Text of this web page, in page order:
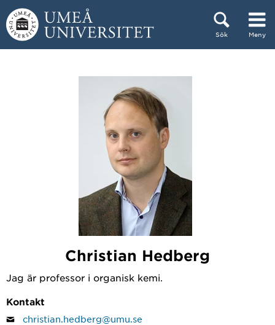
Hoppa direkt till innehållet
Sök Meny
Christian Hedberg
Jag är professor i organisk kemi.
Kontakt
christian.hedberg@umu.se